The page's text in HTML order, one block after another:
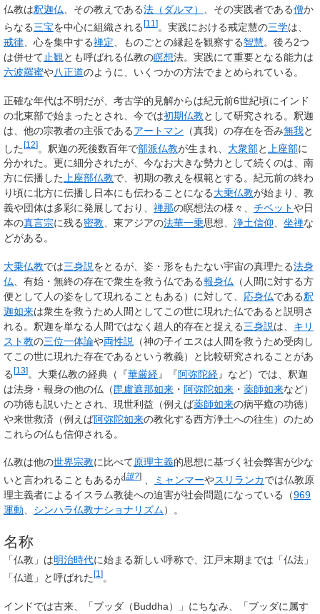
仏教は釈迦仏、その教えである法（ダルマ） 、その実践者である僧か
らなる三宝を中心に組織される [11 ] 。実践における戒定慧の三学は、
戒律 、心を集中する禅定 、ものごとの縁起を観察する智慧。後ろ2つ
は併せて 止観 とも呼ばれる仏教の瞑想法。実践にて重要となる能力は
六波羅蜜や八正道のように、いくつかの方法でまとめられている。
正確な年代は不明だが、考古学的見解からは紀元前6世紀頃にインド
の北東部で始まったとされ、今では初期仏教として研究される。釈迦
は、他の宗教者の主張であるアートマン （真我）の存在を否み無我と
した[12]。釈迦の死後数百年で部派仏教が生まれ、 大衆部と 上座部に
分かれた。更に細分されたが、今なお大きな勢力として続くのは、南
方に伝播した上座部仏教で、初期の教えを模範とする。紀元前の終わ
り頃に北方に伝播し日本にも伝わることになる大乗仏教が始まり、教
義や団体は多彩に発展しており、 禅那の瞑想法の様々、 チベットや日
本の真言宗に残る密教、東アジアの法華一乗思想、 浄土信仰、 坐禅な
どがある。
大乗仏教では三身説をとるが、姿・形をもたない宇宙の真理たる法身
仏 、有始・無終の存在で衆生を救う仏である報身仏 （人間に対する方
便として人の姿をして現れることもある）に対して、 応身仏である釈
迦如来は衆生を救うため人間としてこの世に現れた仏であると説明さ
れる。釈迦を単なる人間ではなく超人的存在と捉える三身説は、 キリ
スト教の三位一体論や両性説
（神の子イエスは人間を救うため受肉し
てこの世に現れた存在であるという教義）と比較研究されることがあ
る[13]。大乗仏教の経典（『華厳経』『阿弥陀経』など）では、釈迦
は法身・報身の他の仏（毘盧遮那如来 ・ 阿弥陀如来 ・ 薬師如来など）
の功徳も説いたとされ、現世利益（例えば薬師如来の病平癒の功徳）
や来世救済（例えば阿弥陀如来の教化する西方浄土への往生）のため
これらの仏も信仰される。
仏教は他の世界宗教に比べて原理主義的思想に基づく社会弊害が少な
いと言われることもあるが[誰?] ミャンマーやスリランカでは仏教原
理主義者によるイスラム教徒への迫害が社会問題になっている（969
運動
シンハラ仏教ナショナリズム）。
名称
「仏教」は明治時代に始まる新しい呼称で、江戸末期までは「仏法」
「仏道」と呼ばれた [1 ] 。
インドでは古来、「ブッダ（Buddha）」にちなみ、「ブッダに属す